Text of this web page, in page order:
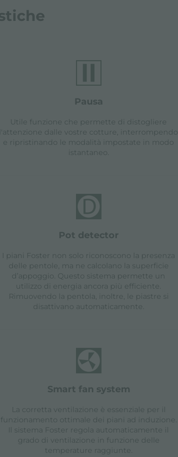
pausa
Utile funzione che permette di distogliere
l'attenzione dalle vostre cotture, interrompendo
e ripristinando le modalità impostate in modo
istantaneo.
pot detector
I piani Foster non solo riconoscono la presenza
delle pentole, ma ne calcolano la superficie
d’appoggio. Questo sistema permette un
utilizzo di energia ancora più efficiente.
Rimuovendo la pentola, inoltre, le piastre si
disattivano automaticamente.
smart fan system
La corretta ventilazione è essenziale per il
funzionamento ottimale dei piani ad induzione.
Il sistema Foster regola automaticamente il
grado di ventilazione in funzione delle
temperature raggiunte.